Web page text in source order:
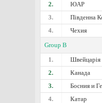
2.
ЮАР
3.
Південна
4.
Чехия
Group B
1.
Швейцарія
2.
Канада
3.
Босния и
4.
Катар